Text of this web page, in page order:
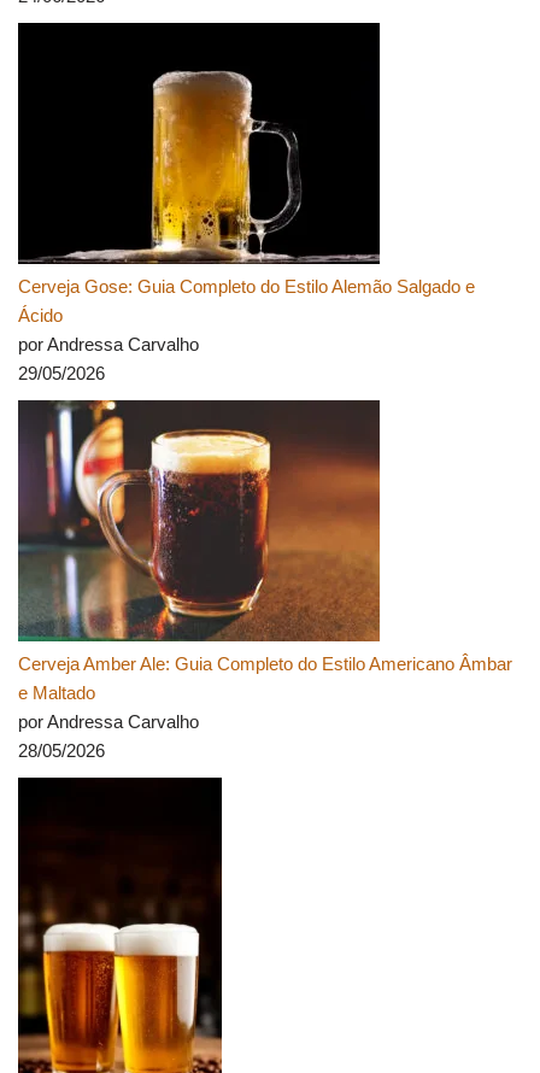
Cerveja Gose: Guia Completo do Estilo Alemão Salgado e
Ácido
por Andressa Carvalho
29/05/2026
Cerveja Amber Ale: Guia Completo do Estilo Americano Âmbar
e Maltado
por Andressa Carvalho
28/05/2026